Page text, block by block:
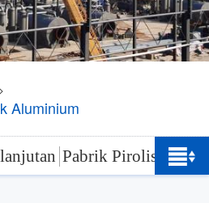
>
Aluminium
Pabrik Pirolisis Ban